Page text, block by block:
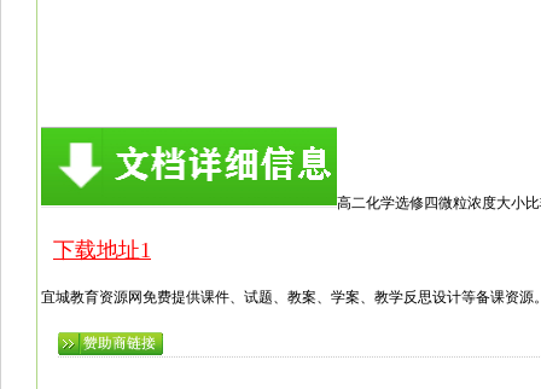
高二化学选修四微粒浓度大小
下载地址1
宜城教育资源网免费提供课件、试题、教案、学案、教学反思设计等备课资